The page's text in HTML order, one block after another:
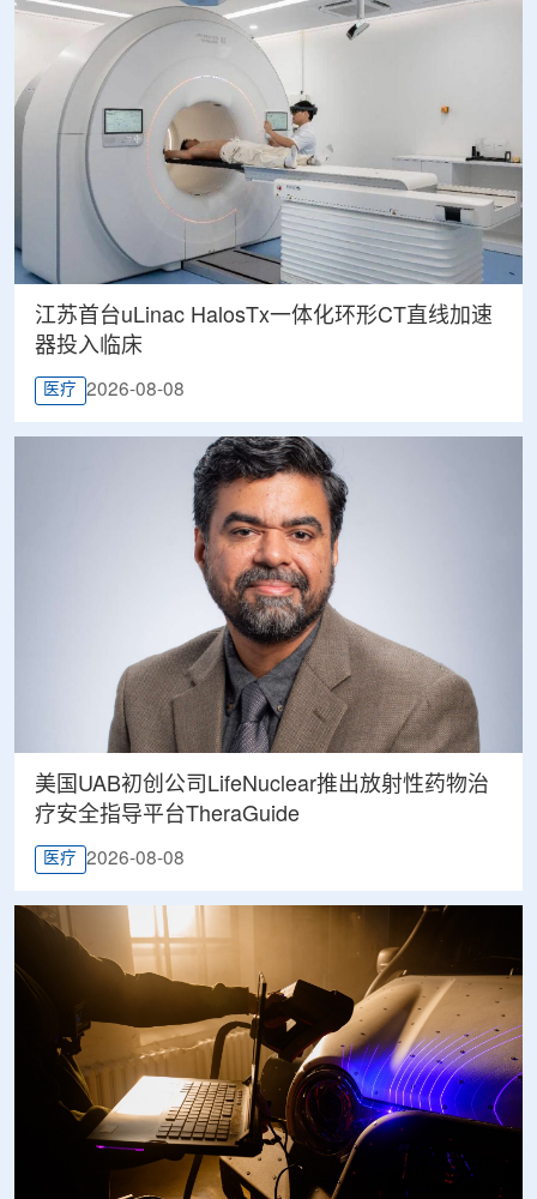
江苏首台uLinac HalosTx一体化环形CT直线加速
器投入临床
医疗 2026-08-08
美国UAB初创公司LifeNuclear推出放射性药物治
疗安全指导平台TheraGuide
医疗 2026-08-08